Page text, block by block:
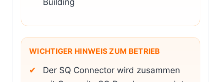
Building
WICHTIGER HINWEIS ZUM BETRIEB
Der SQ Connector wird zusammen